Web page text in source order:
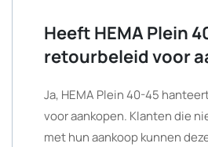
Heeft HEMA Plein
retourbeleid voor
Ja, HEMA Plein 40-45
voor aankopen. Klanten die
met hun aankoop kunnen